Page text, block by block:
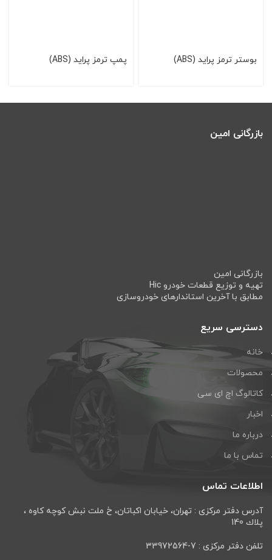
بوستر ترمز پرايد (ABS) پمپ ترمز پرايد (ABS)
بازرگانی امین
بازرگانی امین
تهیه و توزیع قطعات خودرو Hic
مطابق با آخرین استاندارهای خودروسازی
دسترسی سریع
خانه
محصولات
کاتالوگ اچ ای سی
اخبار
درباره ما
تماس با ما
اطلاعات تماس
آدرس دفتر مرکزی : تهران، خيابان اكباتان، خ ملت نبش كوچه كاوه ،
پلاك 140
تلفن دفتر مرکزی : 7-33972564